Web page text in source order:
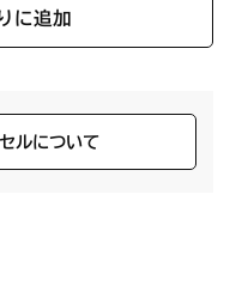
に追加
ルについて